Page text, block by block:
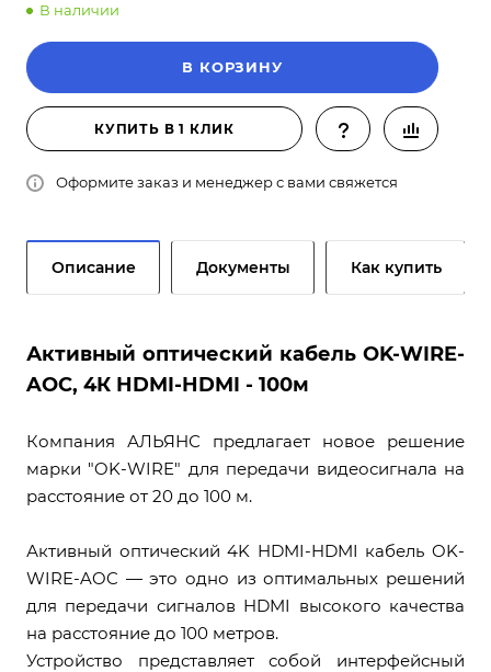
В наличии
В КОРЗИНУ
КУПИТЬ В 1 КЛИК
Оформите заказ и менеджер с вами свяжется
Описание Документы Как купить
Активный оптический кабель OK-WIRE-
AOC, 4К HDMI-HDMI - 100м
Компания АЛЬЯНС предлагает новое решение
марки "OK-WIRE" для передачи видеосигнала на
расстояние от 20 до 100 м.
Активный оптический 4K HDMI-HDMI кабель OK-
WIRE-AOC — это одно из оптимальных решений
для передачи сигналов HDMI высокого качества
на расстояние до 100 метров.
Устройство представляет собой интерфейсный